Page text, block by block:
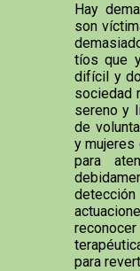
Hay
son
tíos que
difícil y
sociedad
sereno y
de
y mujeres
para
para